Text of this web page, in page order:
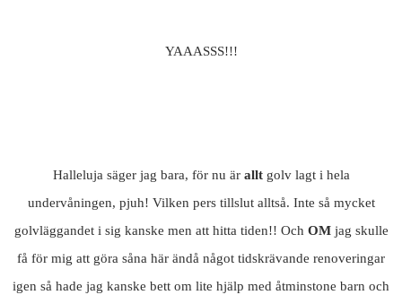
YAAASSS!!!
Halleluja säger jag bara, för nu är allt golv lagt i hela
undervåningen, pjuh! Vilken pers tillslut alltså. Inte så mycket
golvläggandet i sig kanske men att hitta tiden!! Och OMjag skulle
få för mig att göra såna här ändå något tidskrävande renoveringar
igen så hade jag kanske bett om lite hjälp med åtminstone barn och